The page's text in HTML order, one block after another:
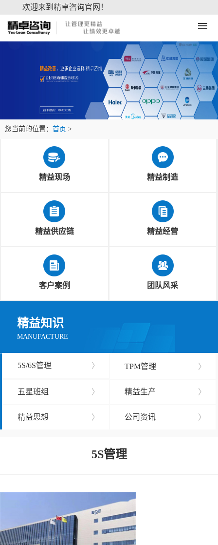
欢迎来到精卓咨询官网！
≡
您当前的位置： 首页 >
精益现场 精益制造
精益供应链 精益经营
客户案例 团队风采
精益知识
MANUFACTURE
5S/6S管理 〉 TPM管理 〉
五星班组 〉 精益生产 〉
精益思想 〉 公司资讯 〉
5S管理